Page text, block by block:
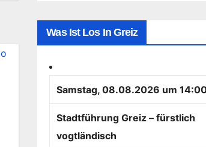
Was Ist Los In Greiz
Samstag, 08.08.2026 um
Stadtführung Greiz – fürstlich
vogtländisch